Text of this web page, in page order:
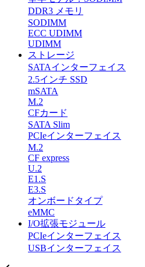
DDR3 メモリ
SODIMM
ECC UDIMM
UDIMM
ストレージ
SATAインターフェイス
2.5インチ SSD
mSATA
M.2
CFカード
SATA Slim
PCIeインターフェイス
M.2
CF express
U.2
E1.S
E3.S
オンボードタイプ
eMMC
I/O拡張モジュール
PCIeインターフェイス
USBインターフェイス